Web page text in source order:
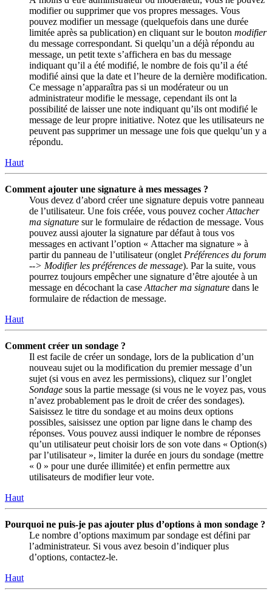
modifier ou supprimer que vos propres messages. Vous
pouvez modifier un message (quelquefois dans une durée
limitée après sa publication) en cliquant sur le bouton modifier
du message correspondant. Si quelqu’un a déjà répondu au
message, un petit texte s’affichera en bas du message
indiquant qu’il a été modifié, le nombre de fois qu’il a été
modifié ainsi que la date et l’heure de la dernière modification.
Ce message n’apparaîtra pas si un modérateur ou un
administrateur modifie le message, cependant ils ont la
possibilité de laisser une note indiquant qu’ils ont modifié le
message de leur propre initiative. Notez que les utilisateurs ne
peuvent pas supprimer un message une fois que quelqu’un y a
répondu.
Haut
Comment ajouter une signature à mes messages ?
Vous devez d’abord créer une signature depuis votre panneau
de l’utilisateur. Une fois créée, vous pouvez cocherAttacher
ma signature sur le formulaire de rédaction de message. Vous
pouvez aussi ajouter la signature par défaut à tous vos
messages en activant l’option « Attacher ma signature » à
partir du panneau de l’utilisateur (onglet Préférences du forum
--> Modifier les préférences de message). Par la suite, vous
pourrez toujours empêcher une signature d’être ajoutée à un
message en décochant la case Attacher ma signature dans le
formulaire de rédaction de message.
Haut
Comment créer un sondage ?
Il est facile de créer un sondage, lors de la publication d’un
nouveau sujet ou la modification du premier message d’un
sujet (si vous en avez les permissions), cliquez sur l’onglet
Sondage sous la partie message (si vous ne le voyez pas, vous
n’avez probablement pas le droit de créer des sondages).
Saisissez le titre du sondage et au moins deux options
possibles, saisissez une option par ligne dans le champ des
réponses. Vous pouvez aussi indiquer le nombre de réponses
qu’un utilisateur peut choisir lors de son vote dans « Option(s)
par l’utilisateur », limiter la durée en jours du sondage (mettre
« 0 » pour une durée illimitée) et enfin permettre aux
utilisateurs de modifier leur vote.
Haut
Pourquoi ne puis-je pas ajouter plus d’options à mon sondage ?
Le nombre d’options maximum par sondage est défini par
l’administrateur. Si vous avez besoin d’indiquer plus
d’options, contactez-le.
Haut